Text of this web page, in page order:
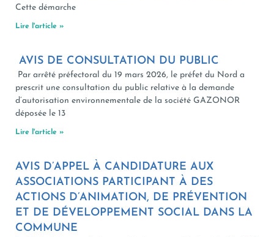
Cette démarche
Lire l'article »
AVIS DE CONSULTATION DU PUBLIC
Par arrêté préfectoral du 19 mars 2026, le préfet du Nord a
prescrit une consultation du public relative à la demande
d’autorisation environnementale de la société GAZONOR
déposée le 13
Lire l'article »
AVIS D’APPEL À CANDIDATURE AUX
ASSOCIATIONS PARTICIPANT À DES
ACTIONS D’ANIMATION, DE PRÉVENTION
ET DE DÉVELOPPEMENT SOCIAL DANS LA
COMMUNE